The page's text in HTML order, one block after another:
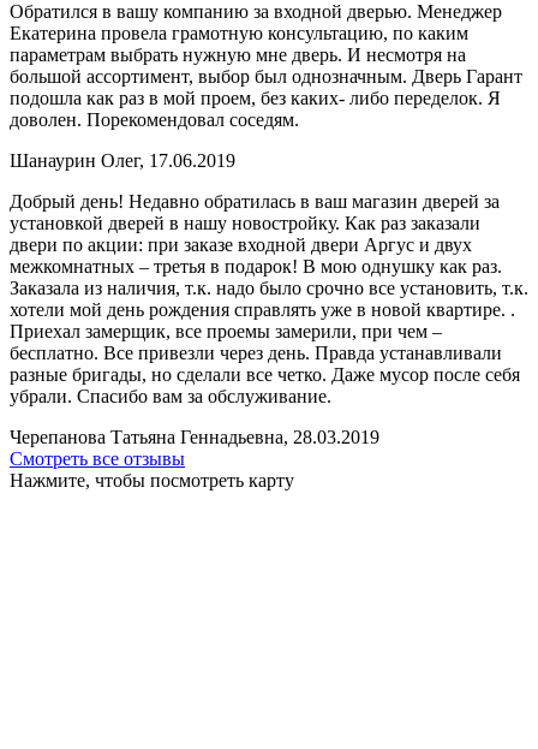
Обратился в вашу компанию за входной дверью. Менеджер
Екатерина провела грамотную консультацию, по каким
параметрам выбрать нужную мне дверь. И несмотря на
большой ассортимент, выбор был однозначным. Дверь Гарант
подошла как раз в мой проем, без каких- либо переделок. Я
доволен. Порекомендовал соседям.
Шанаурин Олег, 17.06.2019
Добрый день! Недавно обратилась в ваш магазин дверей за
установкой дверей в нашу новостройку. Как раз заказали
двери по акции: при заказе входной двери Аргус и двух
межкомнатных – третья в подарок! В мою однушку как раз.
Заказала из наличия, т.к. надо было срочно все установить, т.к.
хотели мой день рождения справлять уже в новой квартире. .
Приехал замерщик, все проемы замерили, при чем –
бесплатно. Все привезли через день. Правда устанавливали
разные бригады, но сделали все четко. Даже мусор после себя
убрали. Спасибо вам за обслуживание.
Черепанова Татьяна Геннадьевна, 28.03.2019
Смотреть все отзывы
Нажмите, чтобы посмотреть карту